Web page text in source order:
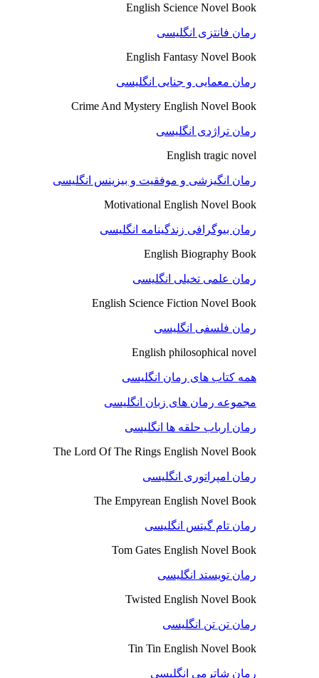
English Science Novel Book
رمان فانتزی انگلیسی
English Fantasy Novel Book
رمان معمایی و جنایی انگلیسی
Crime And Mystery English Novel Book
رمان تراژدی انگلیسی
English tragic novel
رمان انگیزشی و موفقیت و بیزینس انگلیسی
Motivational English Novel Book
رمان بیوگرافی زندگینامه انگلیسی
English Biography Book
رمان علمی تخیلی انگلیسی
English Science Fiction Novel Book
رمان فلسفی انگلیسی
English philosophical novel
همه کتاب های رمان انگلیسی
مجموعه رمان های زبان انگلیسی
رمان ارباب حلقه ها انگلیسی
The Lord Of The Rings English Novel Book
رمان امپراتوری انگلیسی
The Empyrean English Novel Book
رمان تام گیتس انگلیسی
Tom Gates English Novel Book
رمان تویستد انگلیسی
Twisted English Novel Book
رمان تن تن انگلیسی
Tin Tin English Novel Book
رمان شاترمی انگلیسی